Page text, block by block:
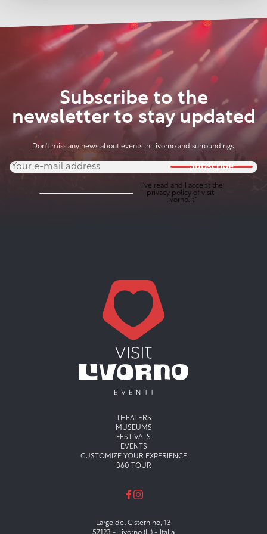
Subscribe to the
newsletter to stay updated
Don't miss any news about events in Livorno and surroundings.
Subscribe
I've read and I accept the
privacy policyof visit-
livorno.it*
Menu principaleTHEATERS
MUSEUMS
FESTIVALS
EVENTS
CUSTOMIZE YOUR EXPERIENCE
360 TOUR
Largo del Cisternino, 13